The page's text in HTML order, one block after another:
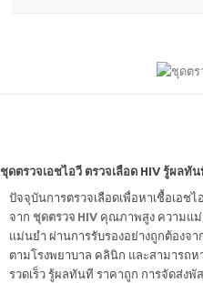
ชุดตรวจเอชไอวี ตรวจเลือด HIV รู้ผลทั
ปัจจุบันการตรวจเลือดเพื่อหาเชื้อเอช
จาก ชุดตรวจ HIV คุณภาพสูง ความแม่
แม่นยำ ผ่านการรับรองอย่างถูกต้องจ
ตามโรงพยาบาล คลินิก และสามารถ
รวดเร็ว รู้ผลทันที ราคาถูก การจัดส่ง